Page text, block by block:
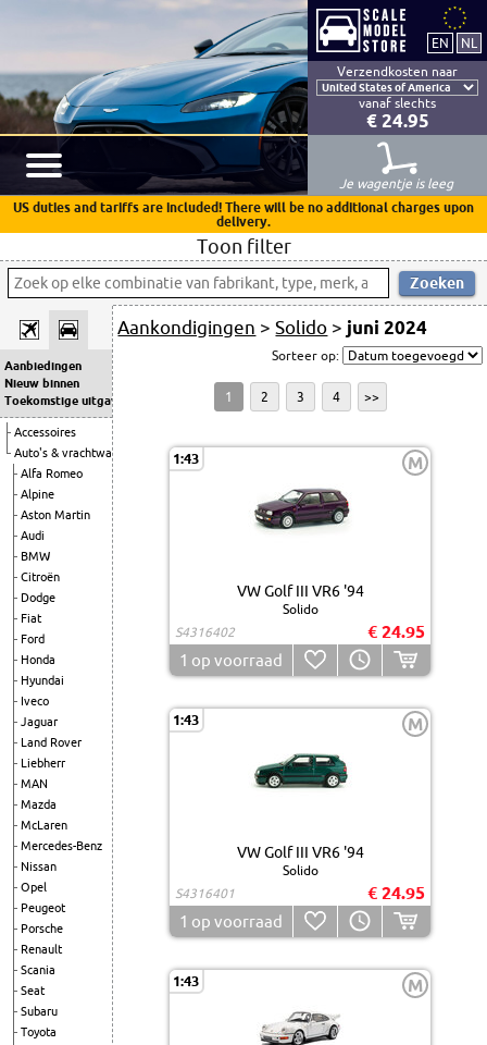
Verzendkosten naar
vanaf slechts
€ 24.95
Je wagentje is leeg
US duties and tariffs are included! There will be no additional charges upon
delivery.
Toon filter
Aanbiedingen
Nieuw binnen
Toekomstige uitgaven
Accessoires
Auto's & vrachtwagens
Alfa Romeo
Alpine
Aston Martin
Audi
BMW
Citroën
Dodge
Fiat
Ford
Honda
Hyundai
Iveco
Jaguar
Land Rover
Liebherr
MAN
Mazda
McLaren
Mercedes-Benz
Nissan
Opel
Peugeot
Porsche
Renault
Scania
Seat
Subaru
Toyota
Aankondigingen >Solido > juni 2024
Sorteer op:
1 2 3 4 >>
1:43 M
VW Golf III VR6 '94
Solido
S4316402
€ 24.95
1 op voorraad
1:43 M
VW Golf III VR6 '94
Solido
S4316401
€ 24.95
1 op voorraad
1:43 M